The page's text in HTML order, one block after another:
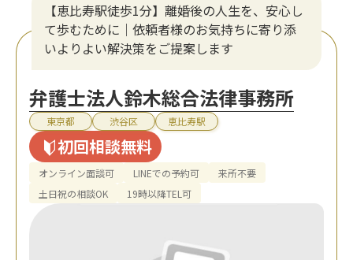
【恵比寿駅徒歩1分】離婚後の人生を、安心し
て歩むために｜依頼者様のお気持ちに寄り添
いよりよい解決策をご提案します
弁護士法人鈴木総合法律事務所
東京都 渋谷区 恵比寿駅
初回相談無料
オンライン面談可 LINEでの予約可
来所不要
土日祝の相談OK
19時以降TEL可